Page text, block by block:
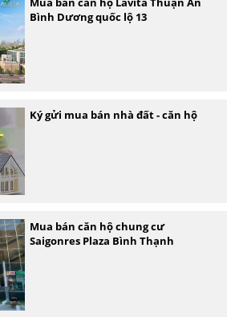
Bình Dương quốc lộ 13
Ký gửi mua bán nhà đất - căn hộ
Mua bán căn hộ chung cư
Saigonres Plaza Bình Thạnh